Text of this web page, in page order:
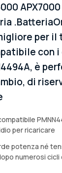
per il
con
è
di
per ricaricare
potenza né
numerosi cicli